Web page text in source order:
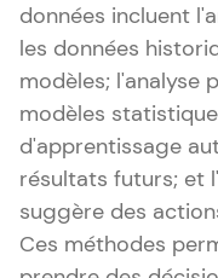
données incluent
les données
modèles; l'analyse
modèles
d'apprentissage
résultats futurs; et
suggère des
Ces méthodes